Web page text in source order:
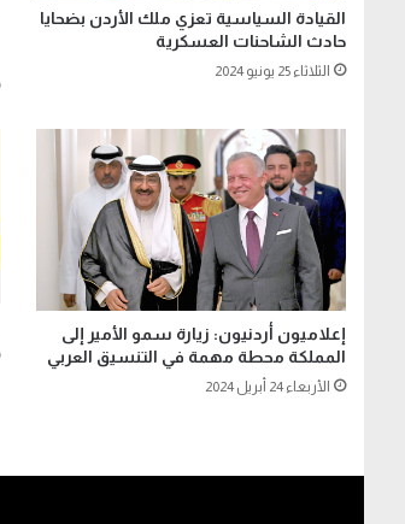
القيادة السياسية تعزي ملك الأردن بضحايا
حادث الشاحنات العسكرية
الثلاثاء 25 يونيو 2024
إعلاميون أردنيون: زيارة سمو الأمير إلى
المملكة محطة مهمة في التنسيق العربي
الأربعاء 24 أبريل 2024